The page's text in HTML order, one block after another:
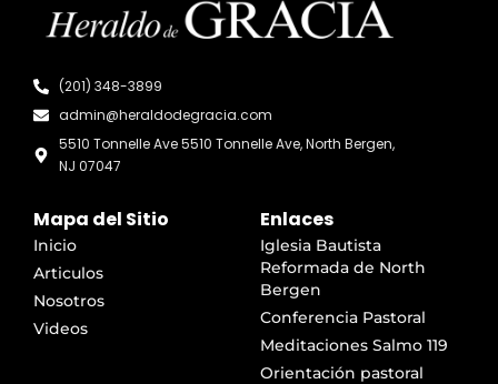
(201) 348-3899
admin@heraldodegracia.com
5510 Tonnelle Ave 5510 Tonnelle Ave, North Bergen,
NJ 07047
Mapa del Sitio
Inicio
Articulos
Nosotros
Videos
Enlaces
Iglesia Bautista
Reformada de North
Bergen
Conferencia Pastoral
Meditaciones Salmo 119
Orientación pastoral